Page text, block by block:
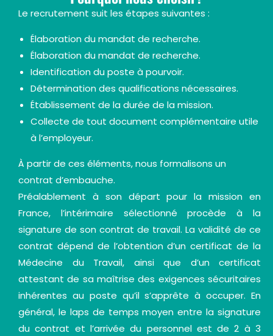
Le recrutement suit les étapes suivantes :
Élaboration du mandat de recherche.
Élaboration du mandat de recherche.
Identification du poste à pourvoir.
Détermination des qualifications nécessaires.
Établissement de la durée de la mission.
Collecte de tout document complémentaire utile
à l’employeur.
À partir de ces éléments, nous formalisons un
contrat d’embauche.
Préalablement à son départ pour la mission en
France, l’intérimaire sélectionné procède à la
signature de son contrat de travail. La validité de ce
contrat dépend de l’obtention d’un certificat de la
Médecine du Travail, ainsi que d’un certificat
attestant de sa maîtrise des exigences sécuritaires
inhérentes au poste qu’il s’apprête à occuper. En
général, le laps de temps moyen entre la signature
du contrat et l’arrivée du personnel est de 2 à 3